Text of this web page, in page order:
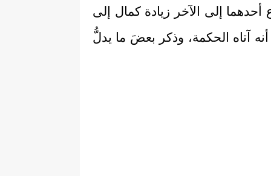
إلى الآخر زيادة كمال إلى
أنه آتاه الحكمة، وذكر بعضَ ما يدلُّ